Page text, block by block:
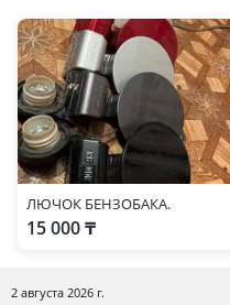
ЛЮЧОК БЕНЗОБАКА.
15 000 ₸
2 августа 2026 г.